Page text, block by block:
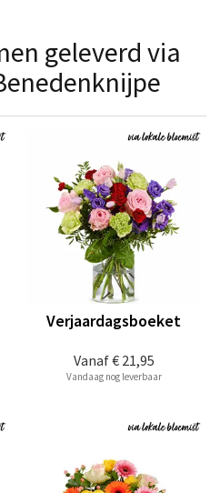
geleverd via
Vanaf€ 21,95
Verjaardagsboeket
Vandaag nog leverbaar